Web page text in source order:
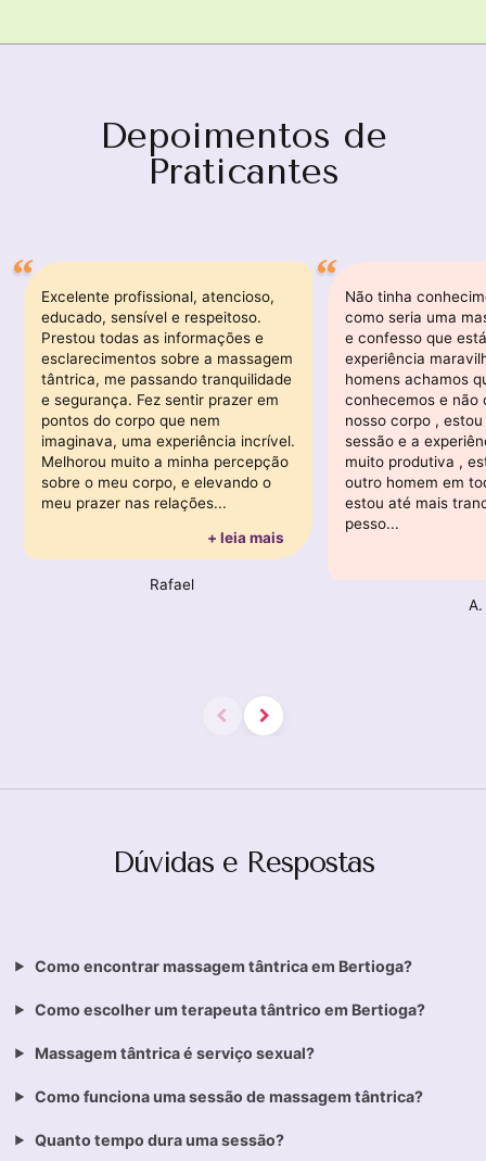
Depoimentos de
Praticantes
Excelente profissional, atencioso,
educado, sensível e respeitoso.
Prestou todas as informações e
esclarecimentos sobre a massagem
tântrica, me passando tranquilidade
e segurança. Fez sentir prazer em
pontos do corpo que nem
imaginava, uma experiência incrível.
Melhorou muito a minha percepção
sobre o meu corpo, e elevando o
meu prazer nas relações...
+ leia mais
Rafael
Não tinha
como seria uma
e confesso que
experiência
homens achamos
conhecemos e não
nosso corpo ,
sessão e a
muito produtiva ,
outro homem em
estou até mais
pesso...
A.
Dúvidas e Respostas
Como encontrar massagem tântrica em Bertioga?
Como escolher um terapeuta tântrico em Bertioga?
Massagem tântrica é serviço sexual?
Como funciona uma sessão de massagem tântrica?
Quanto tempo dura uma sessão?